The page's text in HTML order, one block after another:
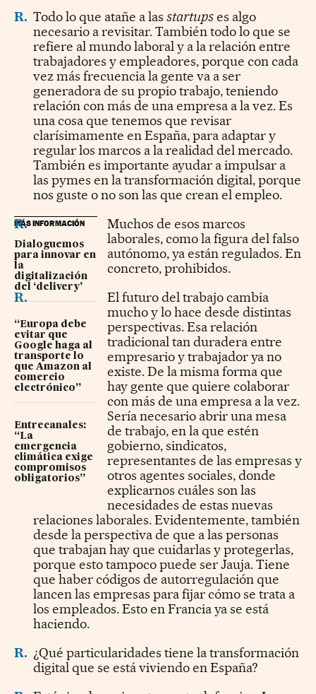
R. Todo lo que atañe a las startupses algo
necesario a revisitar. También todo lo que se
refiere al mundo laboral y a la relación entre
trabajadores y empleadores, porque con cada
vez más frecuencia la gente va a ser
generadora de su propio trabajo, teniendo
relación con más de una empresa a la vez. Es
una cosa que tenemos que revisar
clarísimamente en España, para adaptar y
regular los marcos a la realidad del mercado.
También es importante ayudar a impulsar a
las pymes en la transformación digital, porque
nos guste o no son las que crean el empleo.
MÁS INFORMACIÓN
Dialoguemos
para innovar en
la
digitalización
del ‘delivery’
“Europa debe
evitar que
Google haga al
transporte lo
que Amazon al
comercio
electrónico”
Entrecanales:
“La
emergencia
climática exige
compromisos
obligatorios”
R.
Muchos de esos marcos
laborales, como la figura del falso
autónomo, ya están regulados. En
concreto, prohibidos.
R.
El futuro del trabajo cambia
mucho y lo hace desde distintas
perspectivas. Esa relación
tradicional tan duradera entre
empresario y trabajador ya no
existe. De la misma forma que
hay gente que quiere colaborar
con más de una empresa a la vez.
Sería necesario abrir una mesa
de trabajo, en la que estén
gobierno, sindicatos,
representantes de las empresas y
otros agentes sociales, donde
explicarnos cuáles son las
necesidades de estas nuevas
relaciones laborales. Evidentemente, también
desde la perspectiva de que a las personas
que trabajan hay que cuidarlas y protegerlas,
porque esto tampoco puede ser Jauja. Tiene
que haber códigos de autorregulación que
lancen las empresas para fijar cómo se trata a
los empleados. Esto en Francia ya se está
haciendo.
R. ¿Qué particularidades tiene la transformación
digital que se está viviendo en España?